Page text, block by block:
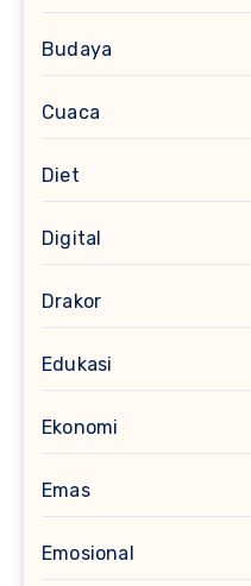
Budaya
Cuaca
Diet
Digital
Drakor
Edukasi
Ekonomi
Emas
Emosional